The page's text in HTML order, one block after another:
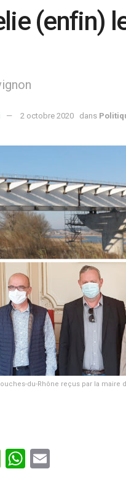
(enfin)
2 octobre 2020 dans
du-Rhône reçus par la maire
M W